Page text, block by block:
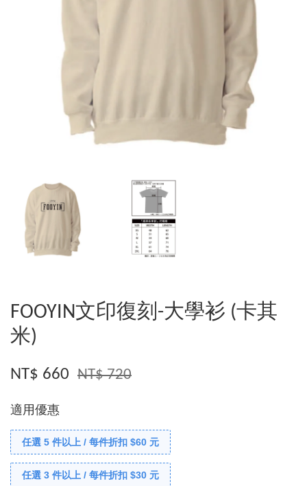
FOOYIN文印復刻-大學衫 (卡其
米)
NT$ 660 NT$ 720
適用優惠
任選 5 件以上 / 每件折扣 $60 元
任選 3 件以上 / 每件折扣 $30 元